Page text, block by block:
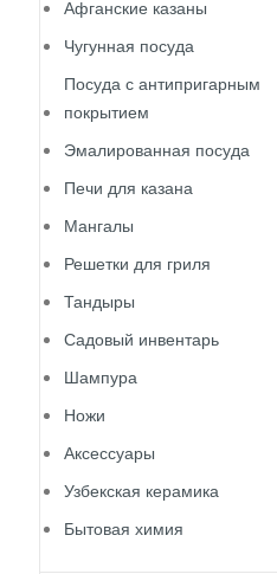
Афганские казаны
Чугунная посуда
Посуда с антипригарным
покрытием
Эмалированная посуда
Печи для казана
Мангалы
Решетки для гриля
Тандыры
Садовый инвентарь
Шампура
Ножи
Аксессуары
Узбекская керамика
Бытовая химия